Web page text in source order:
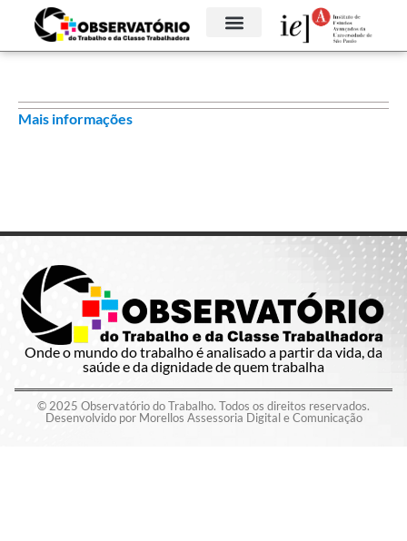
Mais informações
Onde o mundo do trabalho é analisado a partir da vida, da
saúde e da dignidade de quem trabalha
© 2025 Observatório do Trabalho. Todos os direitos reservados.
Desenvolvido por Morellos Assessoria Digital e Comunicação